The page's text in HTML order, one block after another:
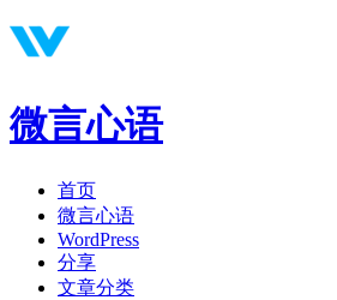
微言心语
首页
微言心语
WordPress
分享
文章分类